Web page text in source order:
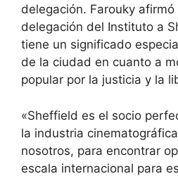
delegación. Farouky
delegación del Instituto a
tiene un significado
de la ciudad en cuanto a
popular por la justicia y la
«Sheffield es el socio
la industria
nosotros, para encontrar
escala internacional para